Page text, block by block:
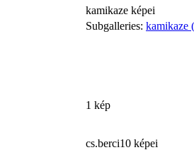
kamikaze képei
Subgalleries: kamikaze
1 kép
cs.berci10 képei